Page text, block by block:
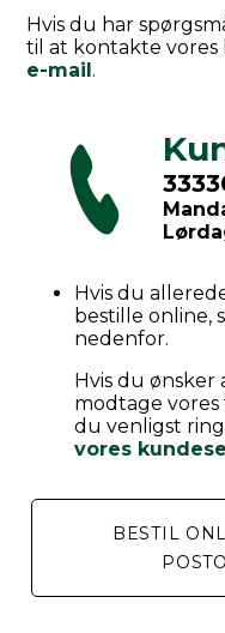
Hvis du har
til at kontakte
e-mail.
Hvis du
bestille online,
nedenfor.
Hvis du ønsker
modtage
du venligst
vores
BESTIL